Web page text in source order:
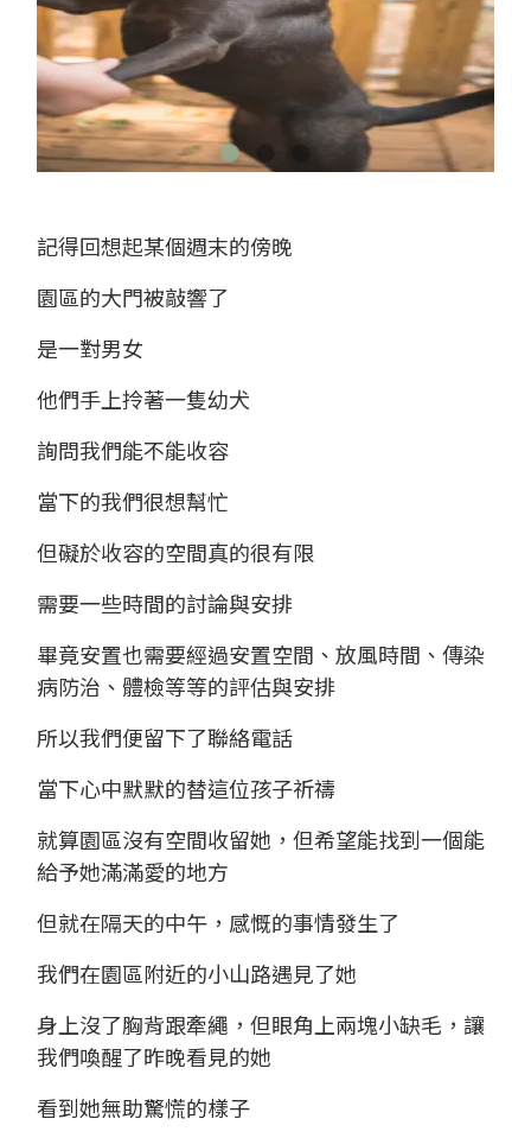
記得回想起某個週末的傍晚
園區的大門被敲響了
是一對男女
他們手上拎著一隻幼犬
詢問我們能不能收容
當下的我們很想幫忙
但礙於收容的空間真的很有限
需要一些時間的討論與安排
畢竟安置也需要經過安置空間、放風時間、傳染
病防治、體檢等等的評估與安排
所以我們便留下了聯絡電話
當下心中默默的替這位孩子祈禱
就算園區沒有空間收留她，但希望能找到一個能
給予她滿滿愛的地方
但就在隔天的中午，感慨的事情發生了
我們在園區附近的小山路遇見了她
身上沒了胸背跟牽繩，但眼角上兩塊小缺毛，讓
我們喚醒了昨晚看見的她
看到她無助驚慌的樣子